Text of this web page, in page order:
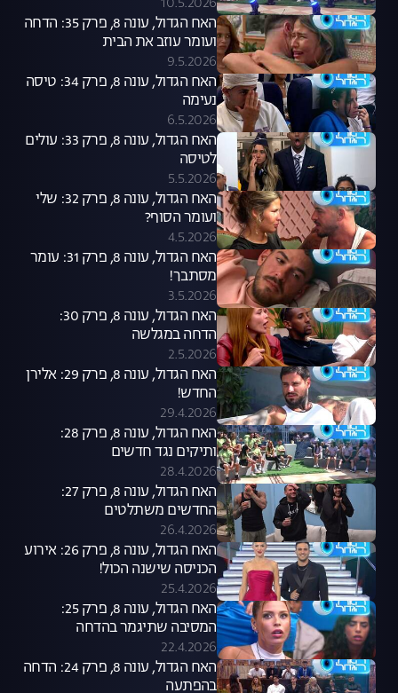
האח הגדול, עונה 8, פרק 35: הדחה
ועומר עוזב את הבית
9.5.2026
האח הגדול, עונה 8, פרק 34: טיסה
נעימה
6.5.2026
האח הגדול, עונה 8, פרק 33: עולים
לטיסה
5.5.2026
האח הגדול, עונה 8, פרק 32: שלי
ועומר הסוף?
4.5.2026
האח הגדול, עונה 8, פרק 31: עומר
מסתבך!
3.5.2026
האח הגדול, עונה 8, פרק 30:
הדחה במגלשה
2.5.2026
האח הגדול, עונה 8, פרק 29: אלירן
החדש!
29.4.2026
האח הגדול, עונה 8, פרק 28:
ותיקים נגד חדשים
28.4.2026
האח הגדול, עונה 8, פרק 27:
החדשים משתלטים
26.4.2026
האח הגדול, עונה 8, פרק 26: אירוע
הכניסה שישנה הכול!
25.4.2026
האח הגדול, עונה 8, פרק 25:
המסיבה שתיגמר בהדחה
22.4.2026
האח הגדול, עונה 8, פרק 24: הדחה
בהפתעה